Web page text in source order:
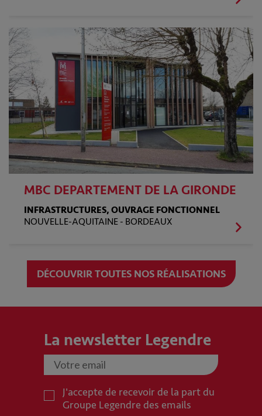
MBC DEPARTEMENT DE LA GIRONDE
INFRASTRUCTURES, OUVRAGE FONCTIONNEL
NOUVELLE-AQUITAINE - BORDEAUX
DÉCOUVRIR TOUTES NOS RÉALISATIONS
La newsletter Legendre
J'accepte de recevoir de la part du
Groupe Legendre des emails